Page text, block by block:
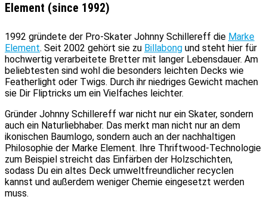
Element (since 1992)
1992 gründete der Pro-Skater Johnny Schillereff die Marke
Element. Seit 2002 gehört sie zu Billabong und steht hier für
hochwertig verarbeitete Bretter mit langer Lebensdauer. Am
beliebtesten sind wohl die besonders leichten Decks wie
Featherlight oder Twigs. Durch ihr niedriges Gewicht machen
sie Dir Fliptricks um ein Vielfaches leichter.
Gründer Johnny Schillereff war nicht nur ein Skater, sondern
auch ein Naturliebhaber. Das merkt man nicht nur an dem
ikonischen Baumlogo, sondern auch an der nachhaltigen
Philosophie der Marke Element. Ihre Thriftwood-Technologie
zum Beispiel streicht das Einfärben der Holzschichten,
sodass Du ein altes Deck umweltfreundlicher recyclen
kannst und außerdem weniger Chemie eingesetzt werden
muss.